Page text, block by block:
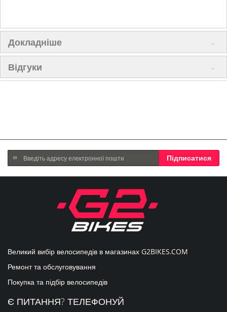
Докладніше
Відгуки
Підпишіться
на
нашу
Підписатися
Великий вибір велосипедів в магазинах G2BIKES.COM
Ремонт та обслуговування
Покупка та підбір велосипедів
Є ПИТАННЯ? ТЕЛЕФОНУЙ